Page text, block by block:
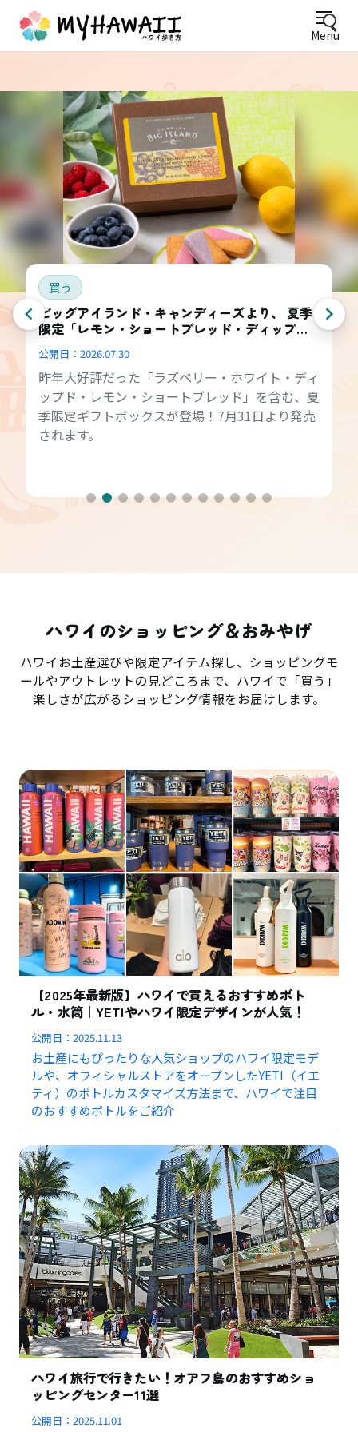
Menu
買う
ビッグアイランド・キャンディーズより、 夏季
限定「レモン・ショートブレッド・ディップ
公開日： 2026.07.30
昨年大好評だった「ラズベリー・ホワイト・ディ
ップド・レモン・ショートブレッド」を含む、夏
季限定ギフトボックスが登場！7月31日より発売
されます。
ハワイのショッピング＆おみやげ
ハワイお土産選びや限定アイテム探し、ショッピングモ
ールやアウトレットの見どころまで、ハワイで「買う」
楽しさが広がるショッピング情報をお届けします。
【2025年最新版】ハワイで買えるおすすめボト
ル・水筒｜YETIやハワイ限定デザインが人気！
公開日：2025.11.13
お土産にもぴったりな人気ショップのハワイ限定モデ
ルや、オフィシャルストアをオープンしたYETI（イエ
ティ）のボトルカスタマイズ方法まで、ハワイで注目
のおすすめボトルをご紹介
ハワイ旅行で行きたい！オアフ島のおすすめショ
ッピングセンター11選
公開日：2025.11.01